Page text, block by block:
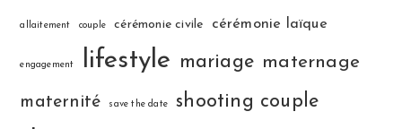
allaitement couple cérémonie civile cérémonie laïque
engagement lifestyle mariage maternage
maternité save the date shooting couple